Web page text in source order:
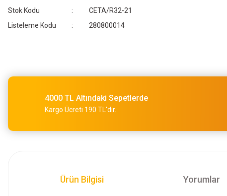
Stok Kodu
CETA/R32-21
Listeleme Kodu
280800014
4000 TL Altındaki Sepetlerde
Kargo Ücreti 190 TL'dir.
Ürün Bilgisi Yorumlar